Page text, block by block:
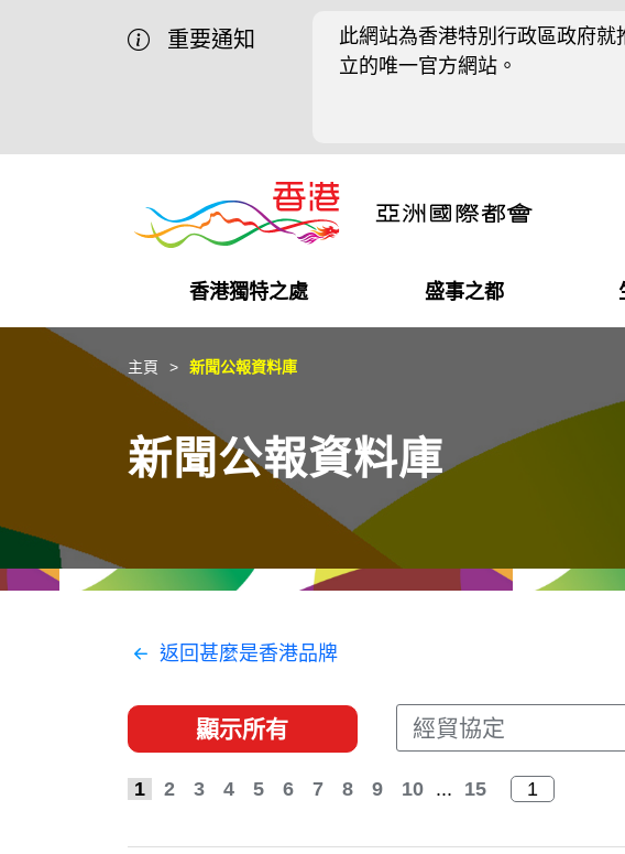
重要通知
此網站為香港特別行政區政府
立的唯一官方網站。
香港獨特之處
營商機會
獨特優勢
盛事之都
盛事之都
最新活動精選
在港工作
都會生活
在港創業
初創企業
推廣香港@中國內地
推廣香港@中東
推廣香港@粵港澳大灣區
最新資訊
媒體資訊
主頁 新聞公報資料庫
新聞公報資料庫
返回甚麼是香港品牌
顯示所有 經貿協定
1 2 3 4 5 6 7 8 9 10 ... 15